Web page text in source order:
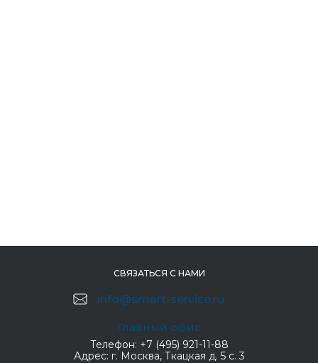
СВЯЗАТЬСЯ С НАМИ
info@smart-service.ru
Главный офис
Телефон: +7 (495) 921-11-88
Адрес: г. Москва, Ткацкая д. 5 с. 3